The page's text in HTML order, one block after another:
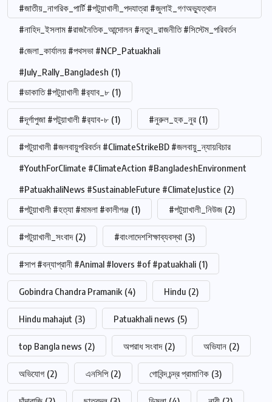
#জাতীয়_নাগরিক_পার্টি #পটুয়াখালী_পদযাত্রা #জুলাই_গণঅভ্যুত্থান
#নাহিদ_ইসলাম #রাজনৈতিক_আন্দোলন #নতুন_রাজনীতি #সিস্টেম_পরিবর্তন
#জেলা_কার্যালয় #পথসভা #NCP_Patuakhali
#July_Rally_Bangladesh (1)
#ডাকাতি #পটুয়াখালী #র‍্যাব_৮ (1)
#দূর্গাপুজা #পটুয়াখালী #র‍্যাব-৮ (1) #নুরুল_হক_নুর (1)
#পটুয়াখালী #জলবায়ুপরিবর্তন #ClimateStrikeBD #জলবায়ু_ন্যায়বিচার
#YouthForClimate #ClimateAction #BangladeshEnvironment
#PatuakhaliNews #SustainableFuture #ClimateJustice (2)
#পটুয়াখালী #হত্যা #মামলা #কালীগঞ্জ (1) #পটুয়াখালী_নিউজ (2)
#পটুয়াখালী_সংবাদ (2) #বাংলাদেশশিক্ষাব্যবস্থা (3)
#সাপ #বন্যাপ্রানী #Animal #lovers #of #patuakhali (1)
Gobindra Chandra Pramanik (4) Hindu (2)
Hindu mahajut (3) Patuakhali news (5)
top Bangla news (2) অপরাধ সংবাদ (2) অভিযান (2)
অভিযোগ (2) এনসিপি (2) গোবিন্দ চন্দ্র প্রামাণিক (3)